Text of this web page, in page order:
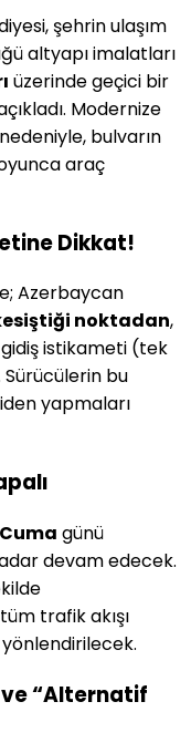
şehrin ulaşım
altyapı imalatları
üzerinde geçici bir
Modernize
bulvarın
araç
Dikkat!
Azerbaycan
noktadan,
gidiş istikameti (tek
bu
yapmaları
günü
devam edecek.
trafik akışı
ve “Alternatif